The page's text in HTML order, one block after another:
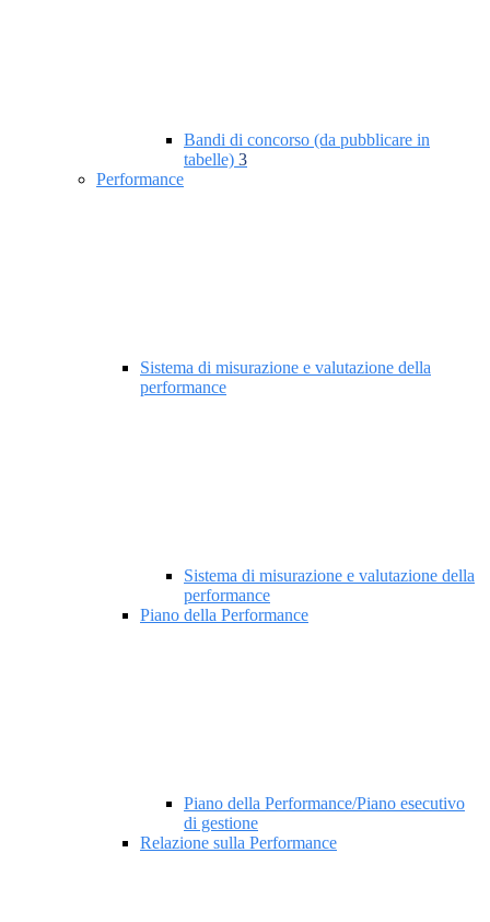
Bandi di concorso (da pubblicare in
tabelle) 3
Performance
Sistema di misurazione e valutazione della
performance
Sistema di misurazione e valutazione della
performance
Piano della Performance
Piano della Performance/Piano esecutivo
di gestione
Relazione sulla Performance